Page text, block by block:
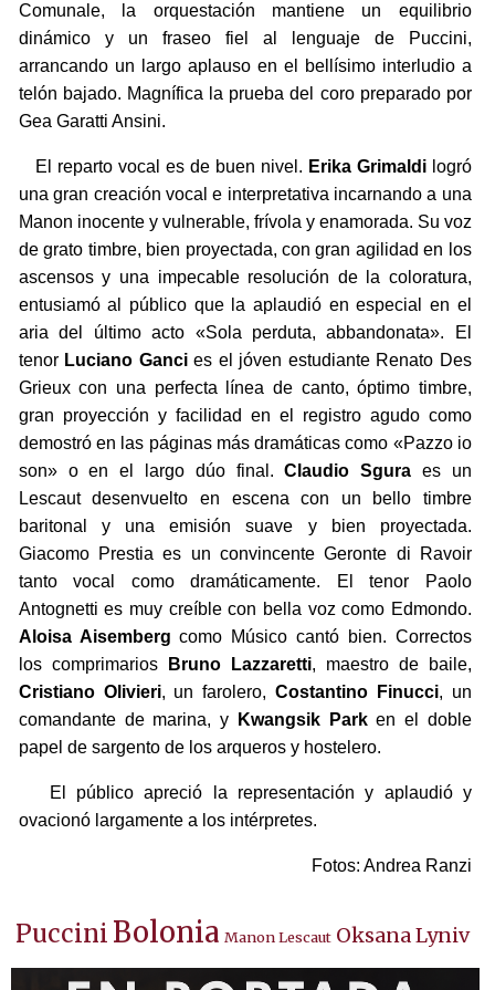
Comunale, la orquestación mantiene un equilibrio
dinámico y un fraseo fiel al lenguaje de Puccini,
arrancando un largo aplauso en el bellísimo interludio a
telón bajado. Magnífica la prueba del coro preparado por
Gea Garatti Ansini.
El reparto vocal es de buen nivel. Erika Grimaldilogró
una gran creación vocal e interpretativa incarnando a una
Manon inocente y vulnerable, frívola y enamorada. Su voz
de grato timbre, bien proyectada, con gran agilidad en los
ascensos y una impecable resolución de la coloratura,
entusiamó al público que la aplaudió en especial en el
aria del último acto «Sola perduta, abbandonata». El
tenor Luciano Gancies el jóven estudiante Renato Des
Grieux con una perfecta línea de canto, óptimo timbre,
gran proyección y facilidad en el registro agudo como
demostró en las páginas más dramáticas como «Pazzo io
son» o en el largo dúo final.Claudio Sgura es un
Lescaut desenvuelto en escena con un bello timbre
baritonal y una emisión suave y bien proyectada.
Giacomo Prestia es un convincente Geronte di Ravoir
tanto vocal como dramáticamente. El tenor Paolo
Antognetti es muy creíble con bella voz como Edmondo.
Aloisa Aisemberg como Músico cantó bien. Correctos
los comprimarios
Bruno Lazzaretti, maestro de baile,
Cristiano Olivieri, un farolero,Costantino Finucci, un
comandante de marina, y Kwangsik Parken el doble
papel de sargento de los arqueros y hostelero.
El público apreció la representación y aplaudió y
ovacionó largamente a los intérpretes.
Fotos: Andrea Ranzi
Puccini Bolonia Manon Lescaut Oksana Lyniv